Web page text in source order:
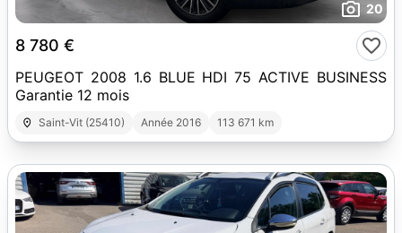
20
8 780 €
PEUGEOT 2008 1.6 BLUE HDI 75 ACTIVE BUSINESS
Garantie 12 mois
Saint-Vit (25410) Année 2016 113 671 km